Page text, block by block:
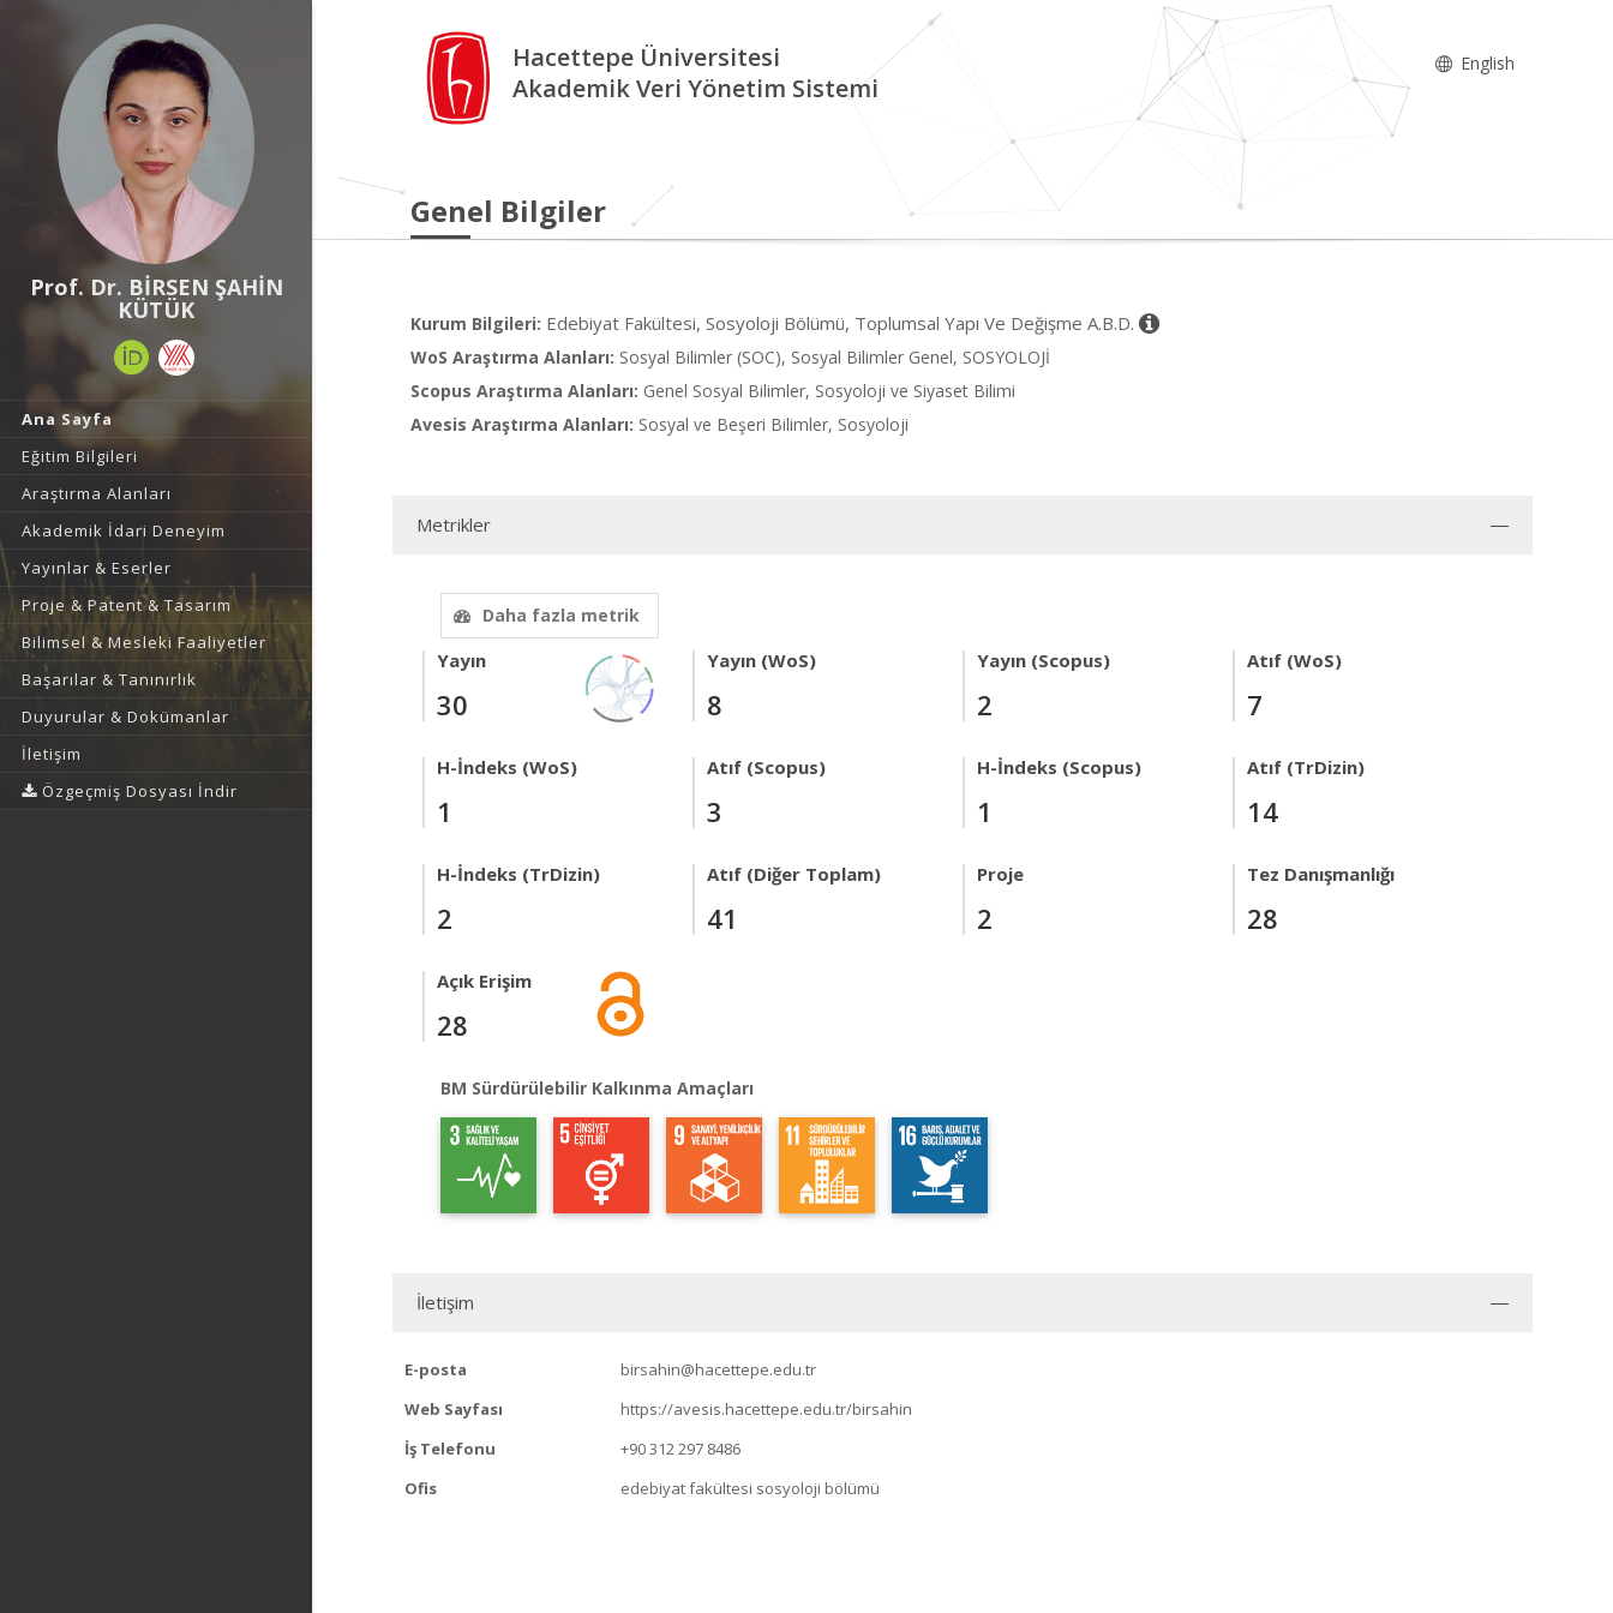
Prof. Dr. BİRSEN ŞAHİN
KÜTÜK
Ana Sayfa
Eğitim Bilgileri
Araştırma Alanları
Akademik İdari Deneyim
Yayınlar & Eserler
Proje & Patent & Tasarım
Bilimsel & Mesleki Faaliyetler
Başarılar & Tanınırlık
Duyurular & Dokümanlar
İletişim
Özgeçmiş Dosyası İndir
Hacettepe Üniversitesi
Akademik Veri Yönetim Sistemi
English
Genel Bilgiler
Kurum Bilgileri: Edebiyat Fakültesi, Sosyoloji Bölümü, Toplumsal Yapı Ve Değişme A.B.D.
WoS Araştırma Alanları: Sosyal Bilimler (SOC), Sosyal Bilimler Genel, SOSYOLOJİ
Scopus Araştırma Alanları: Genel Sosyal Bilimler, Sosyoloji ve Siyaset Bilimi
Avesis Araştırma Alanları: Sosyal ve Beşeri Bilimler, Sosyoloji
Metrikler
Daha fazla metrik
Yayın
30
Yayın (WoS)
8
Yayın (Scopus)
2
Atıf (WoS)
7
H-İndeks (WoS)
1
Atıf (Scopus)
3
H-İndeks (Scopus)
1
Atıf (TrDizin)
14
H-İndeks (TrDizin)
2
Atıf (Diğer Toplam)
41
Proje
2
Tez Danışmanlığı
28
Açık Erişim
28
BM Sürdürülebilir Kalkınma Amaçları
İletişim
E-posta
birsahin@hacettepe.edu.tr
Web Sayfası
https://avesis.hacettepe.edu.tr/birsahin
İş Telefonu
+90 312 297 8486
Ofis
edebiyat fakültesi sosyoloji bölümü